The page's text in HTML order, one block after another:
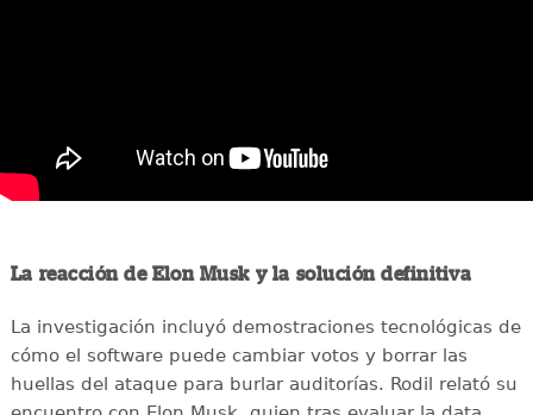
La reacción de Elon Musk y la solución definitiva
La investigación incluyó demostraciones tecnológicas de
cómo el software puede cambiar votos y borrar las
huellas del ataque para burlar auditorías. Rodil relató su